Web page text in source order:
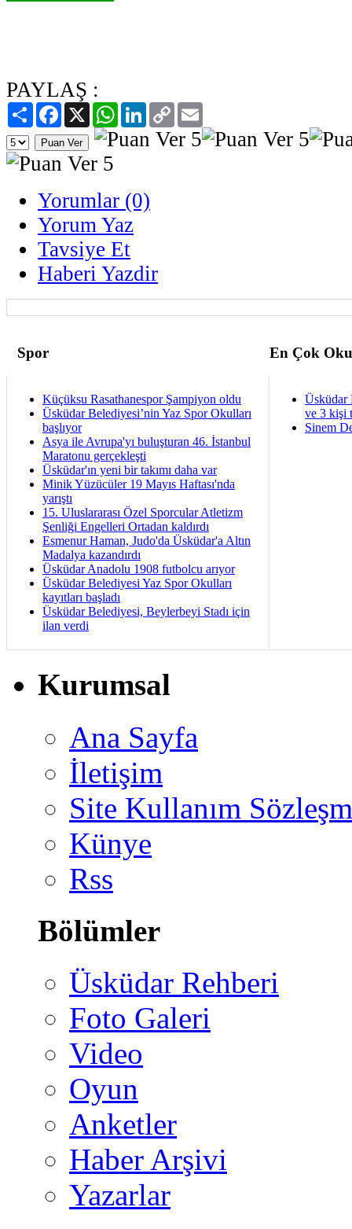
PAYLAŞ :
PaylaşFacebook
X WhatsAppLinkedIn
Copy
Link
Yorumlar (0)
Yorum Yaz
Tavsiye Et
Haberi Yazdir
Spor En Çok
Küçüksu Rasathanespor Şampiyon oldu
Üsküdar Belediyesi’nin Yaz Spor Okulları
başlıyor
Asya ile Avrupa'yı buluşturan 46. İstanbul
Maratonu gerçekleşti
Üsküdar'ın yeni bir takımı daha var
Minik Yüzücüler 19 Mayıs Haftası'nda
yarıştı
15. Uluslararası Özel Sporcular Atletizm
Şenliği Engelleri Ortadan kaldırdı
Esmenur Haman, Judo'da Üsküdar'a Altın
Madalya kazandırdı
Üsküdar Anadolu 1908 futbolcu arıyor
Üsküdar Belediyesi Yaz Spor Okulları
kayıtları başladı
Üsküdar Belediyesi, Beylerbeyi Stadı için
ilan verdi
Üsküdar
ve 3 kişi
Sinem
Kurumsal
Ana Sayfa
İletişim
Site Kullanım
Künye
Rss
Bölümler
Üsküdar Rehberi
Foto Galeri
Video
Oyun
Anketler
Haber Arşivi
Yazarlar